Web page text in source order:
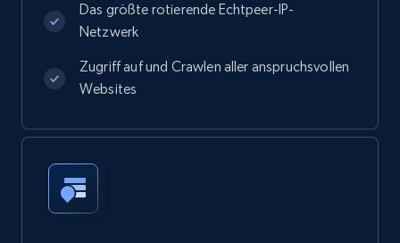
Das größte rotierende Echtpeer-IP-
Netzwerk
Zugriff auf und Crawlen aller anspruchsvollen
Websites